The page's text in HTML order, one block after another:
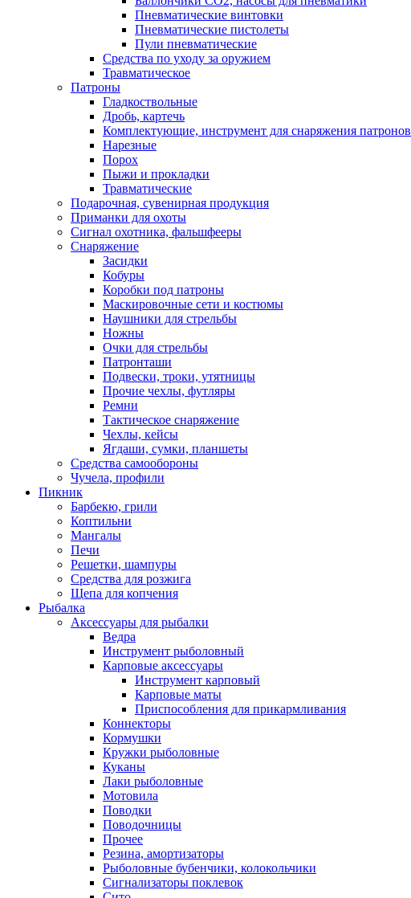
Пневматические винтовки
Пневматические пистолеты
Пули пневматические
Средства по уходу за оружием
Травматическое
Патроны
Гладкоствольные
Дробь, картечь
Комплектующие, инструмент для снаряжения патронов
Нарезные
Порох
Пыжи и прокладки
Травматические
Подарочная, сувенирная продукция
Приманки для охоты
Сигнал охотника, фальшфееры
Снаряжение
Засидки
Кобуры
Коробки под патроны
Маскировочные сети и костюмы
Наушники для стрельбы
Ножны
Очки для стрельбы
Патронташи
Подвески, троки, утятницы
Прочие чехлы, футляры
Ремни
Тактическое снаряжение
Чехлы, кейсы
Ягдаши, сумки, планшеты
Средства самообороны
Чучела, профили
Пикник
Барбекю, грили
Коптильни
Мангалы
Печи
Решетки, шампуры
Средства для розжига
Щепа для копчения
Рыбалка
Аксессуары для рыбалки
Ведра
Инструмент рыболовный
Карповые аксессуары
Инструмент карповый
Карповые маты
Приспособления для прикармливания
Коннекторы
Кормушки
Кружки рыболовные
Куканы
Лаки рыболовные
Мотовила
Поводки
Поводочницы
Прочее
Резина, амортизаторы
Рыболовные бубенчики, колокольчики
Сигнализаторы поклевок